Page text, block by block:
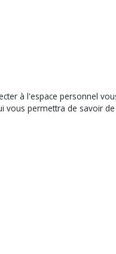
à l'espace personnel
permettra de savoir